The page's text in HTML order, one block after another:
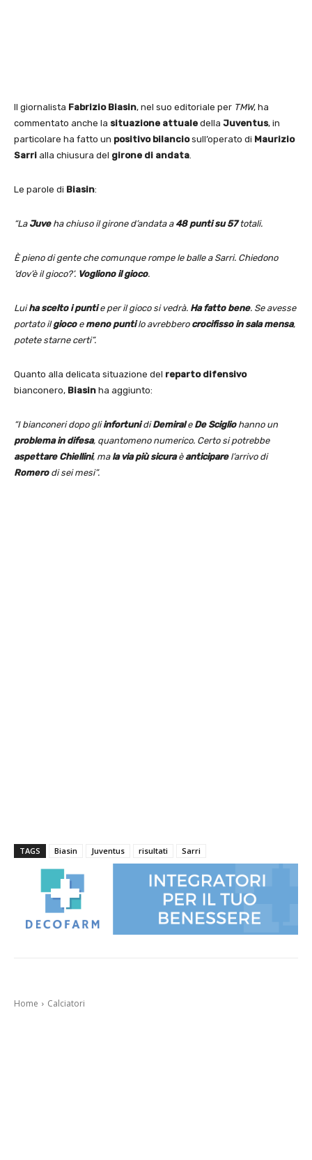
Il giornalista Fabrizio Biasin, nel suo editoriale per TMW, ha
commentato anche la situazione attuale della Juventus, in
particolare ha fatto un positivo bilanciosull’operato di Maurizio
Sarri alla chiusura del girone di andata
Le parole di Biasin:
“La Juveha chiuso il girone d’andata a 48 punti su 57totali.
È pieno di gente che comunque rompe le balle a Sarri. Chiedono
‘dov’è il gioco?’. Vogliono il gioco.
Luiha scelto i puntie per il gioco si vedrà. Ha fatto bene. Se avesse
portato ilgiocoe meno puntilo avrebbero crocifisso in sala mensa,
potete starne certi”.
Quanto alla delicata situazione del reparto difensivo
bianconero, Biasin ha aggiunto:
“I bianconeri dopo gliinfortunidiDemirale De Scigliohanno un
problema in difesa, quantomeno numerico. Certo si potrebbe
aspettare Chiellini, ma la via più sicuraèanticiparel’arrivo di
Romerodi sei mesi”.
TAGS Biasin Juventus risultati Sarri